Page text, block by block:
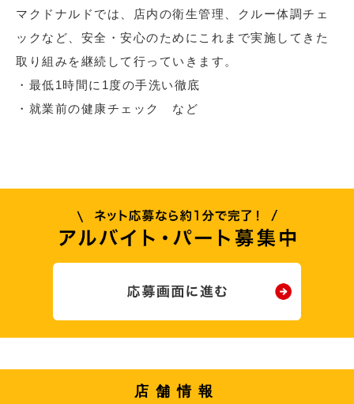
マクドナルドでは、店内の衛生管理、クルー体調チェ
ックなど、安全・安心のためにこれまで実施してきた
取り組みを継続して行っていきます。
・最低1時間に1度の手洗い徹底
・就業前の健康チェック など
店舗情報